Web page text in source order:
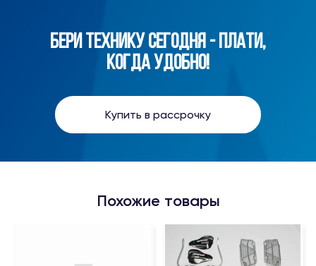
БЕРИ ТЕХНИКУ СЕГОДНЯ - ПЛАТИ,
КОГДА УДОБНО!
Купить в рассрочку
Похожие товары